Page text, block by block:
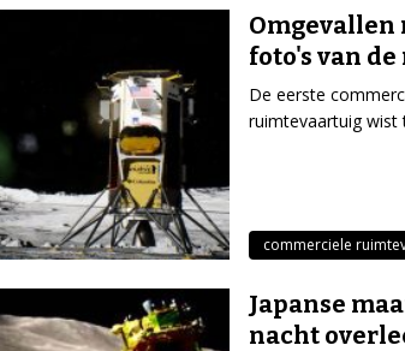
Omgevallen
foto's van de
De eerste
ruimtevaartuig wist
commerciele
Japanse
nacht